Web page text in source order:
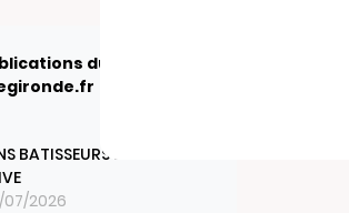
du journal
BATISSEURS EN
07/2026